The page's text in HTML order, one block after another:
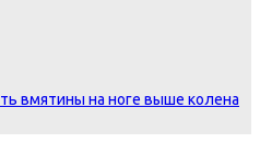
вмятины на ноге выше колена